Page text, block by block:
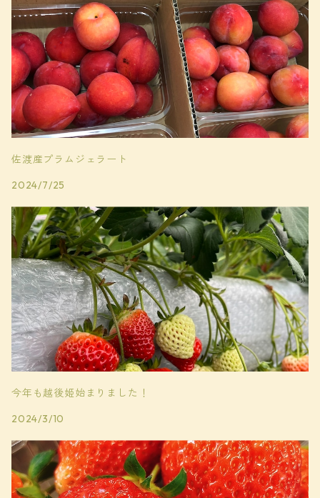
佐渡産プラムジェラート
2024/7/25
今年も越後姫始まりました！
2024/3/10